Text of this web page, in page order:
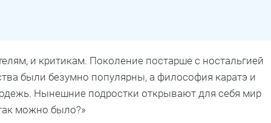
и критикам. Поколение постарше с ностальгией
были безумно популярны, а философия каратэ и
Нынешние подростки открывают для себя мир
можно было?»